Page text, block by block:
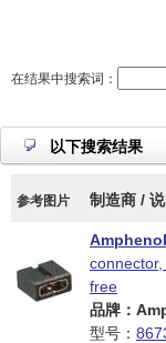
在结果中搜索词：
以下搜索结果
参考图片 制造商 /
free
品牌：
型号：